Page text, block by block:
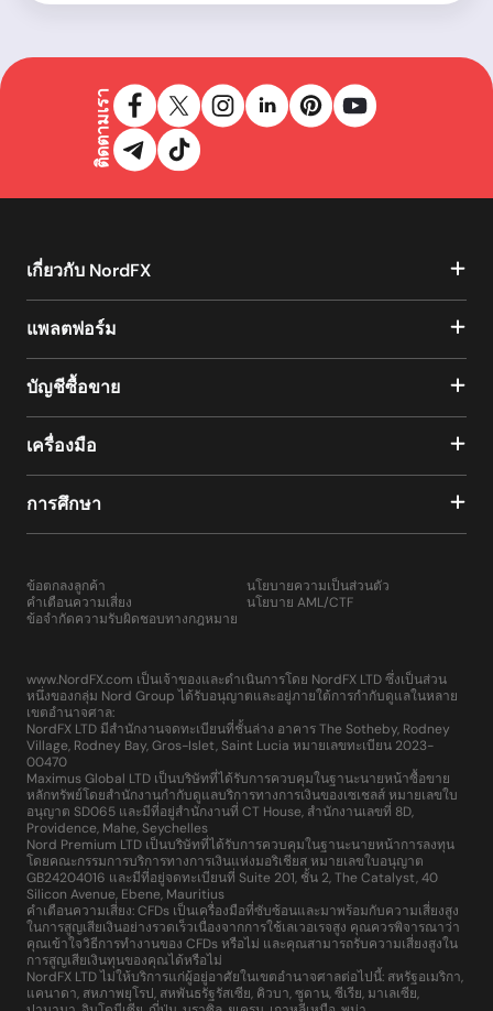
ติดตามเรา
เกี่ยวกับ NordFX
แพลตฟอร์ม
บัญชีซื้อขาย
เครื่องมือ
การศึกษา
ข้อตกลงลูกค้า
คำเตือนความเสี่ยง
ข้อจำกัดความรับผิดชอบทางกฎหมาย
นโยบายความเป็นส่วนตัว
นโยบาย AML/CTF
www.NordFX.com เป็นเจ้าของและดำเนินการโดย NordFX LTD ซึ่งเป็นส่วน
หนึ่งของกลุ่ม Nord Group ได้รับอนุญาตและอยู่ภายใต้การกำกับดูแลในหลาย
เขตอำนาจศาล:
NordFX LTD มีสำนักงานจดทะเบียนที่ชั้นล่าง อาคาร The Sotheby, Rodney
Village, Rodney Bay, Gros-Islet, Saint Lucia หมายเลขทะเบียน 2023-
00470
Maximus Global LTD เป็นบริษัทที่ได้รับการควบคุมในฐานะนายหน้าซื้อขาย
หลักทรัพย์โดยสำนักงานกำกับดูแลบริการทางการเงินของเซเชลส์ หมายเลขใบ
อนุญาต SD065 และมีที่อยู่สำนักงานที่ CT House, สำนักงานเลขที่ 8D,
Providence, Mahe, Seychelles
Nord Premium LTD เป็นบริษัทที่ได้รับการควบคุมในฐานะนายหน้าการลงทุน
โดยคณะกรรมการบริการทางการเงินแห่งมอริเชียส หมายเลขใบอนุญาต
GB24204016 และมีที่อยู่จดทะเบียนที่ Suite 201, ชั้น 2, The Catalyst, 40
Silicon Avenue, Ebene, Mauritius
คำเตือนความเสี่ยง: CFDs เป็นเครื่องมือที่ซับซ้อนและมาพร้อมกับความเสี่ยงสูง
ในการสูญเสียเงินอย่างรวดเร็วเนื่องจากการใช้เลเวอเรจสูง คุณควรพิจารณาว่า
คุณเข้าใจวิธีการทำงานของ CFDs หรือไม่ และคุณสามารถรับความเสี่ยงสูงใน
การสูญเสียเงินทุนของคุณได้หรือไม่
NordFX LTD ไม่ให้บริการแก่ผู้อยู่อาศัยในเขตอำนาจศาลต่อไปนี้: สหรัฐอเมริกา,
แคนาดา, สหภาพยุโรป, สหพันธรัฐรัสเซีย, คิวบา, ซูดาน, ซีเรีย, มาเลเซีย,